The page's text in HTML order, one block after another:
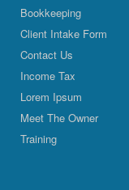
Bookkeeping
Client Intake Form
Contact Us
Income Tax
Lorem Ipsum
Meet The Owner
Training